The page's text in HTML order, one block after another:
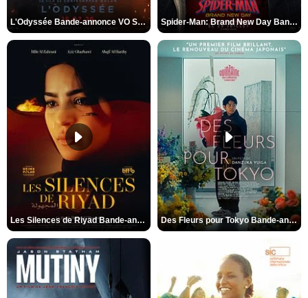
L'Odyssée Bande-annonce VO STFR Spider-Man: Brand New Day Bande-annonce VO STFR
Les Silences de Riyad Bande-annonce VO STFR Des Fleurs pour Tokyo Bande-annonce VO STFR